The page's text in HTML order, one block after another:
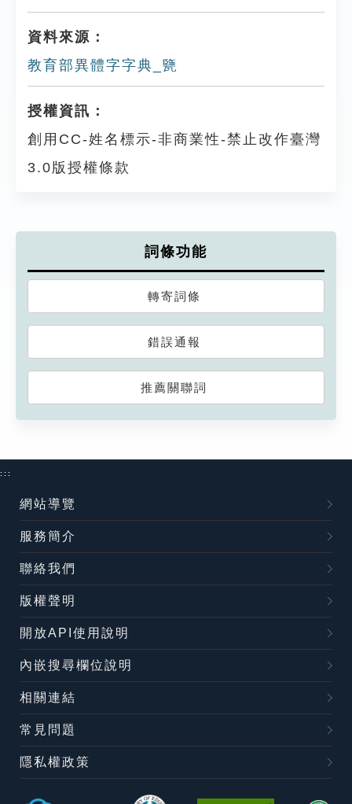
資料來源：
教育部異體字字典_㽉
授權資訊：
創用CC-姓名標示-非商業性-禁止改作臺灣
3.0版授權條款
詞條功能
轉寄詞條
錯誤通報
推薦關聯詞
:::
網站導覽
服務簡介
聯絡我們
版權聲明
開放API使用說明
內嵌搜尋欄位說明
相關連結
常見問題
隱私權政策